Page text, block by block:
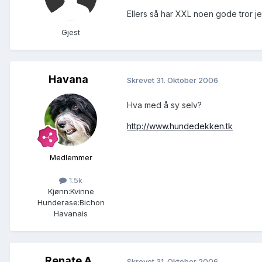
Gjest
Ellers så har XXL noen gode tror
Havana
Medlemmer
1.5k
Kjønn:Kvinne
Hunderase:Bichon
Havanais
Skrevet 31. Oktober 2006
Hva med å sy selv?
http://www.hundedekken.tk